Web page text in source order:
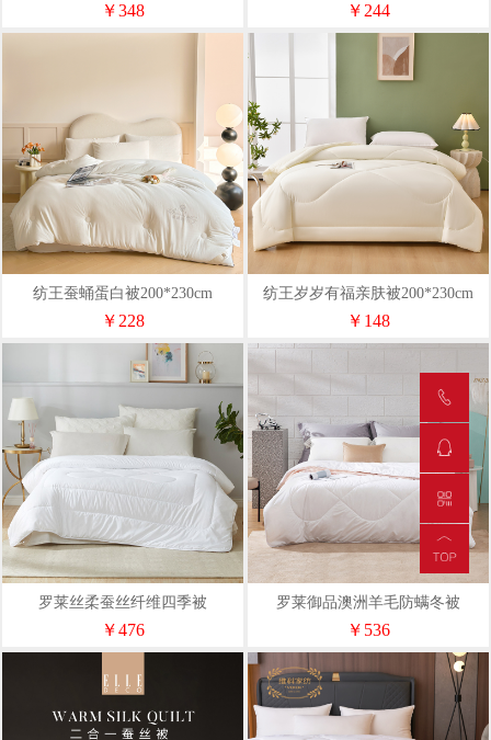
￥348 ￥244
纺王蚕蛹蛋白被200*230cm
￥228
纺王岁岁有福亲肤被200*230cm
￥148
罗莱丝柔蚕丝纤维四季被
￥476
罗莱御品澳洲羊毛防螨冬被
￥536